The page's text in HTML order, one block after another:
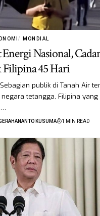
MONDIAL
Nasional,
45 Hari
publik di Tanah Air
tetangga, Filipina yang
KUSUMA 1 MIN READ